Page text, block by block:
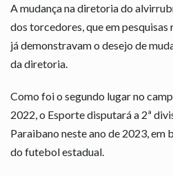
A mudança na diretoria do
dos torcedores, que em pesquisas
já demonstravam o desejo de
da diretoria.
Como foi o segundo lugar no
2022, o Esporte disputará a 2ª
Paraibano neste ano de 2023, em
do futebol estadual.